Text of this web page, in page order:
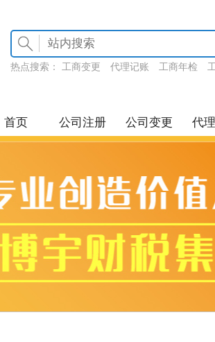
热点搜索： 工商变更 代理记账 工商年检
首页 公司注册 公司变更 代